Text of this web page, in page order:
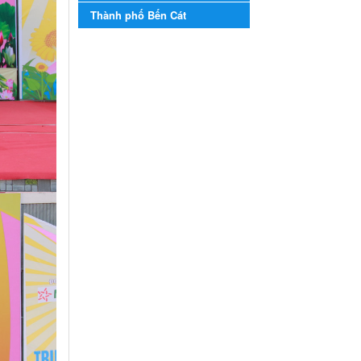
năm học 2023-2024
Kế hoạch Tổ chức Hội trại
Thành phố Bến Cát